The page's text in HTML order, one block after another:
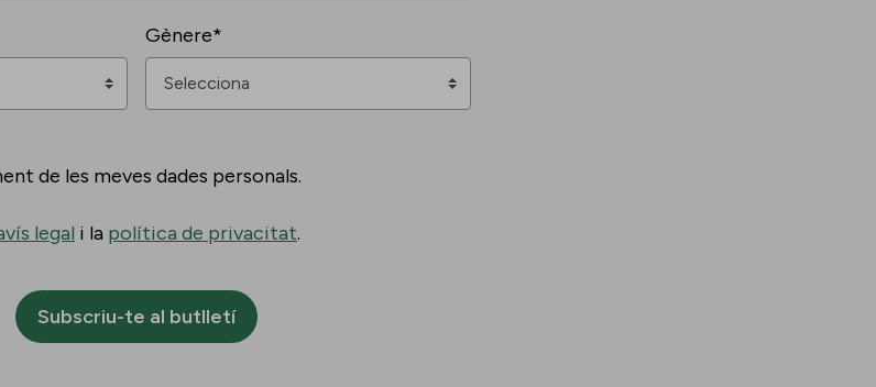
Gènere*
de les meves dades personals.
legal i la política de privacitat.
Subscriu-te al butlletí